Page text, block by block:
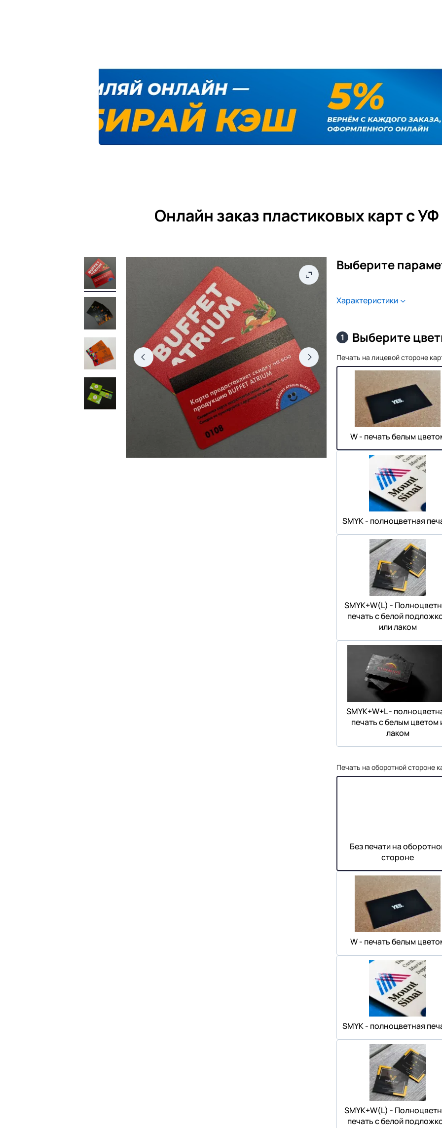
Онлайн заказ пластиковых карт с
Выберите
Характеристики
1 Выберите
Печать на лицевой стороне
W - печать белым
SMYK - полноцветная
SMYK+W(L) -
печать с белой
или лаком
SMYK+W+L -
печать с белым цветом
лаком
Печать на оборотной стороне
Без печати на
стороне
W - печать белым
SMYK - полноцветная
SMYK+W(L) -
печать с белой